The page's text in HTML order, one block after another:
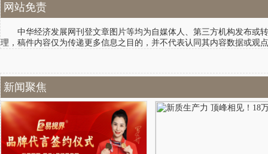
网站免责
中华经济发展网刊登文章图片等均为自媒体人、第三方机构发布或
理，稿件内容仅为传递更多信息之目的，并不代表认同其内容数据或观
新闻聚焦